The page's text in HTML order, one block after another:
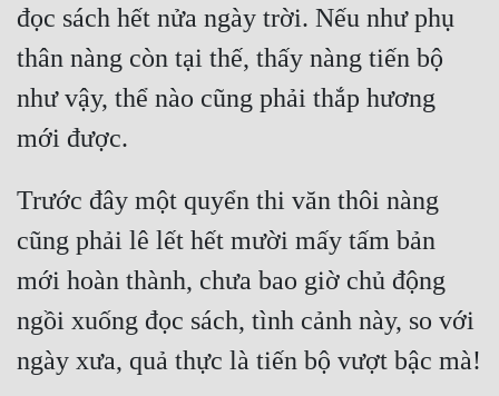
đọc sách hết nửa ngày trời. Nếu như phụ
thân nàng còn tại thế, thấy nàng tiến bộ
như vậy, thể nào cũng phải thắp hương
Trước đây một quyển thi văn thôi nàng
cũng phải lê lết hết mười mấy tấm bản
mới hoàn thành, chưa bao giờ chủ động
ngồi xuống đọc sách, tình cảnh này, so với